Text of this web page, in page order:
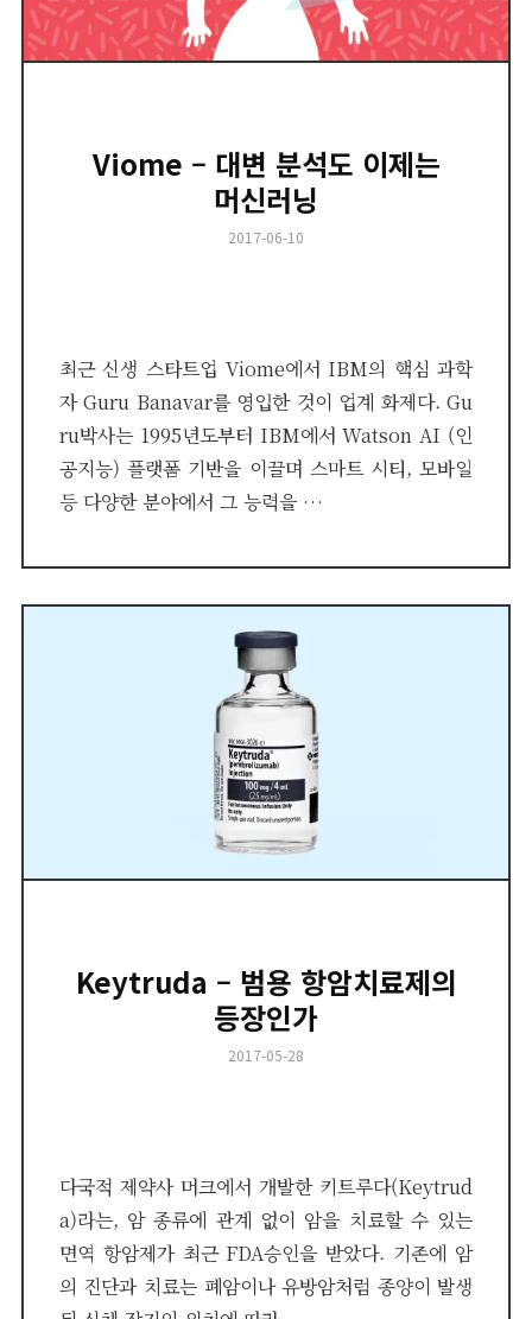
Viome – 대변 분석도 이제는
머신러닝
Posted
2017-06-10
최근 신생 스타트업 Viome에서 IBM의 핵심 과학
자 Guru Banavar를 영입한 것이 업계 화제다. Gu
ru박사는 1995년도부터 IBM에서 Watson AI (인
공지능) 플랫폼 기반을 이끌며 스마트 시티, 모바일
등 다양한 분야에서 그 능력을 …
Keytruda – 범용 항암치료제의
등장인가
Posted
2017-05-28
다국적 제약사 머크에서 개발한 키트루다(Keytrud
a)라는, 암 종류에 관계 없이 암을 치료할 수 있는
면역 항암제가 최근 FDA승인을 받았다. 기존에 암
의 진단과 치료는 폐암이나 유방암처럼 종양이 발생